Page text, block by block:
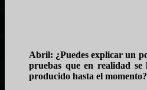
Abril: ¿Puedes explicar un
pruebas que en realidad se
producido hasta el momento?